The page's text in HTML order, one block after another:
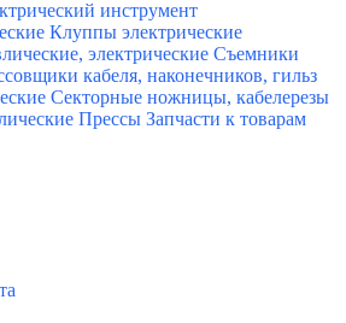
инструмент
Клуппы электрические
электрические Съемники
кабеля, наконечников, гильз
Секторные ножницы, кабелерезы
Прессы Запчасти к товарам